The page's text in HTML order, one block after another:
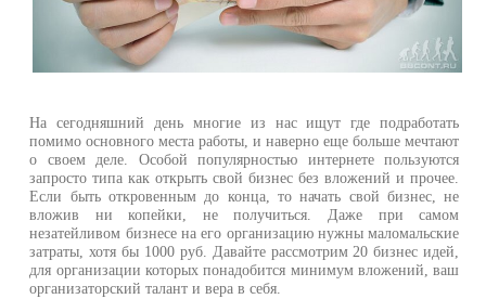
На сегодняшний день многие из нас ищут где подработать
помимо основного места работы, и наверно еще больше мечтают
о своем деле. Особой популярностью интернете пользуются
запросто типа как открыть свой бизнес без вложений и прочее.
Если быть откровенным до конца, то начать свой бизнес, не
вложив ни копейки, не получиться. Даже при самом
незатейливом бизнесе на его организацию нужны маломальские
затраты, хотя бы 1000 руб. Давайте рассмотрим 20 бизнес идей,
для организации которых понадобится минимум вложений, ваш
организаторский талант и вера в себя.